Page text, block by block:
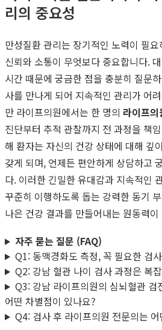
리의 중요성
만성질환 관리는 장기적인 노력이 필
신뢰와 소통이 무엇보다 중요합니다.
시간 때문에 궁금한 점을 충분히 질문
사를 만나게 되어 지속적인 관리가 어
만 라이프의원에서는 한 명의 라이프의
진단부터 추적 관찰까지 전 과정을 책
해 환자는 자신의 건강 상태에 대해 깊
갖게 되며, 언제든 편안하게 상담하고
다. 이러한 긴밀한 유대감과 지속적인
꾸준히 이행하도록 돕는 강력한 동기
나은 건강 결과를 만들어내는 원동력
자주 묻는 질문 (FAQ)
Q1: 동맥경화도 측정, 꼭 필요한 검
Q2: 강남 혈관 나이 검사 과정은 복
Q3: 강남 라이프의원의 심뇌혈관 검
어떤 차별점이 있나요?
Q4: 검사 후 라이프의원 전문의는